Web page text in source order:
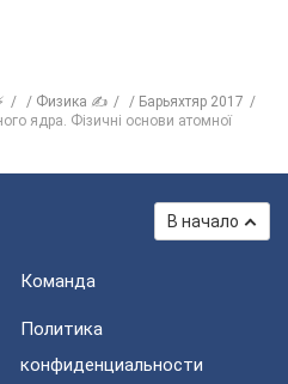
Физика ✍
Барьяхтяр 2017
ядра. Фізичні основи атомної
В начало
Команда
Политика
конфиденциальности